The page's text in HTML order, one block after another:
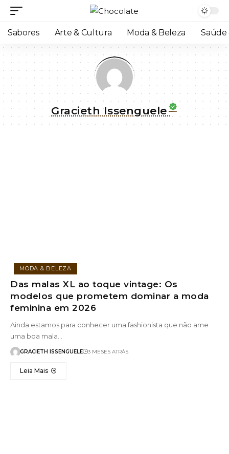
Sabores Arte & Cultura Moda & Beleza Saúde
Gracieth Issenguele
MODA & BELEZA
Das malas XL ao toque vintage: Os
modelos que prometem dominar a moda
feminina em 2026
Ainda estamos para conhecer uma fashionista que não ame
uma boa mala…
GRACIETH ISSENGUELE 3 MESES ATRÁS
Leia Mais